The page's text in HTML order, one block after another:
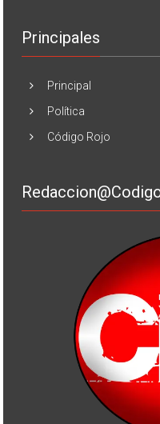
Principales
Principal
Política
Código Rojo